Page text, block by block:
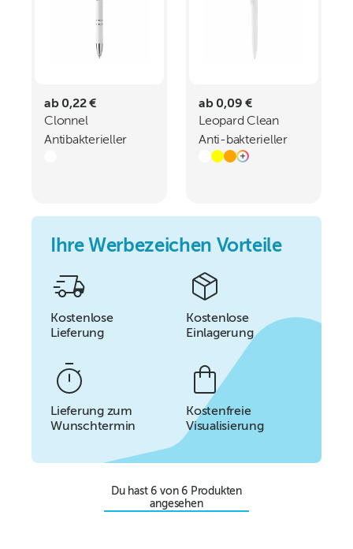
ab 0,22 €
Clonnel
Antibakterieller
ab 0,09 €
Leopard Clean
Anti-bakterieller
Kugelschreiber
Ihre Werbezeichen Vorteile
Kostenlose
Lieferung
Kostenlose
Einlagerung
Lieferung zum
Wunschtermin
Kostenfreie
Visualisierung
Du hast6 von6 Produkten
angesehen